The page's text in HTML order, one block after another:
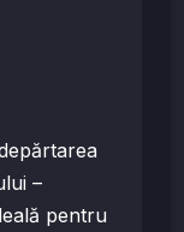
–
pentru